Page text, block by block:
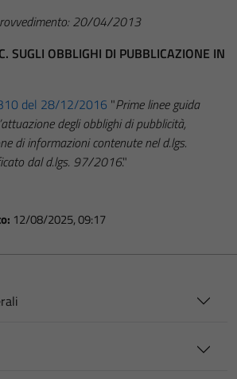
20/04/2013
SUGLI OBBLIGHI DI PUBBLICAZIONE IN
del 28/12/2016 "Prime linee guida
degli obblighi di pubblicità,
di informazioni contenute nel d.lgs.
dal d.lgs. 97/2016."
12/08/2025, 09:17